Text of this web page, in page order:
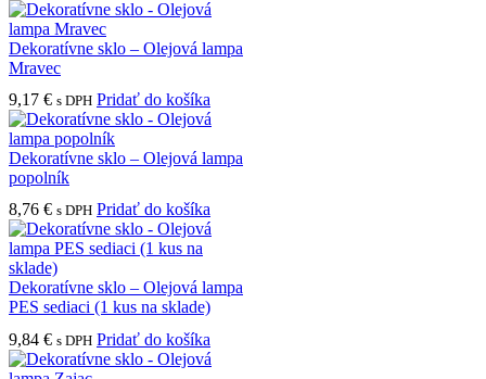
Dekoratívne sklo – Olejová lampa
Mravec
9,17 € s DPH Pridať do košíka
Dekoratívne sklo – Olejová lampa
popolník
8,76 € s DPH Pridať do košíka
Dekoratívne sklo – Olejová lampa
PES sediaci (1 kus na sklade)
9,84 € s DPH Pridať do košíka